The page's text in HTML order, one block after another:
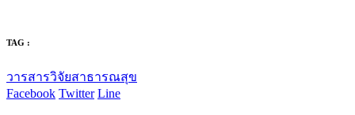
TAG :
วารสารวิจัยสาธารณสุข
Facebook Twitter Line